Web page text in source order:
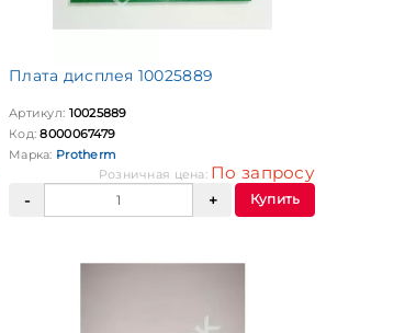
Плата дисплея 10025889
Артикул: 10025889
Код:8000067479
Марка: Protherm
Розничная цена: По запросу
Купить